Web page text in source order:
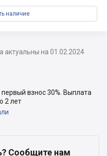
наличие
актуальны на 01.02.2024
взнос 30%. Выплата
2 лет
Сообщите нам